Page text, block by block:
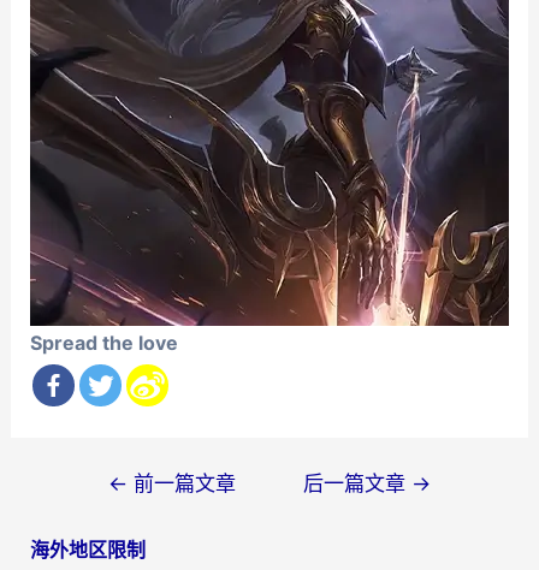
Spread the love
导
← 前一篇文章 后一篇文章 →
海外地区限制